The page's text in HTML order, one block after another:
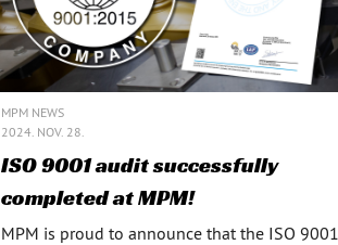
MPM NEWS
2024. NOV. 28.
ISO 9001 audit successfully
completed at MPM!
MPM is proud to announce that the ISO 9001